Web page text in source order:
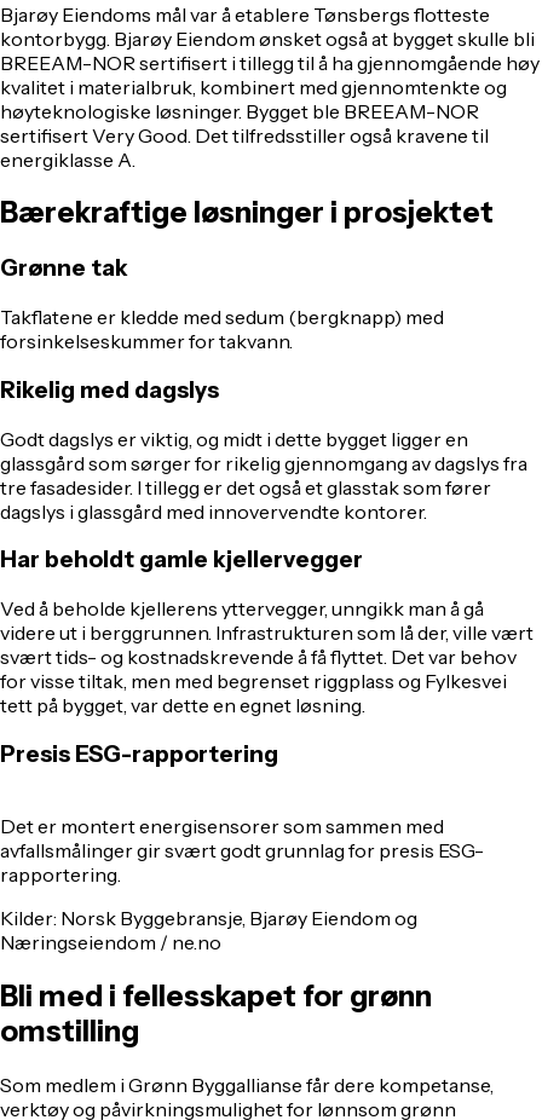
Bjarøy Eiendoms mål var å etablere Tønsbergs flotteste
kontorbygg. Bjarøy Eiendom ønsket også at bygget skulle bli
BREEAM-NOR sertifisert i tillegg til å ha gjennomgående høy
kvalitet i materialbruk, kombinert med gjennomtenkte og
høyteknologiske løsninger. Bygget ble BREEAM-NOR
sertifisert Very Good. Det tilfredsstiller også kravene til
energiklasse A.
Bærekraftige løsninger i prosjektet
Grønne tak
Takflatene er kledde med sedum (bergknapp) med
forsinkelseskummer for takvann.
Rikelig med dagslys
Godt dagslys er viktig, og midt i dette bygget ligger en
glassgård som sørger for rikelig gjennomgang av dagslys fra
tre fasadesider. I tillegg er det også et glasstak som fører
dagslys i glassgård med innovervendte kontorer.
Har beholdt gamle kjellervegger
Ved å beholde kjellerens yttervegger, unngikk man å gå
videre ut i berggrunnen. Infrastrukturen som lå der, ville vært
svært tids- og kostnadskrevende å få flyttet. Det var behov
for visse tiltak, men med begrenset riggplass og Fylkesvei
tett på bygget, var dette en egnet løsning.
Presis ESG-rapportering
Det er montert energisensorer som sammen med
avfallsmålinger gir svært godt grunnlag for presis ESG-
rapportering.
Kilder: Norsk Byggebransje, Bjarøy Eiendom og
Næringseiendom / ne.no
Bli med i fellesskapet for grønn
omstilling
Som medlem i Grønn Byggallianse får dere kompetanse,
verktøy og påvirkningsmulighet for lønnsom grønn